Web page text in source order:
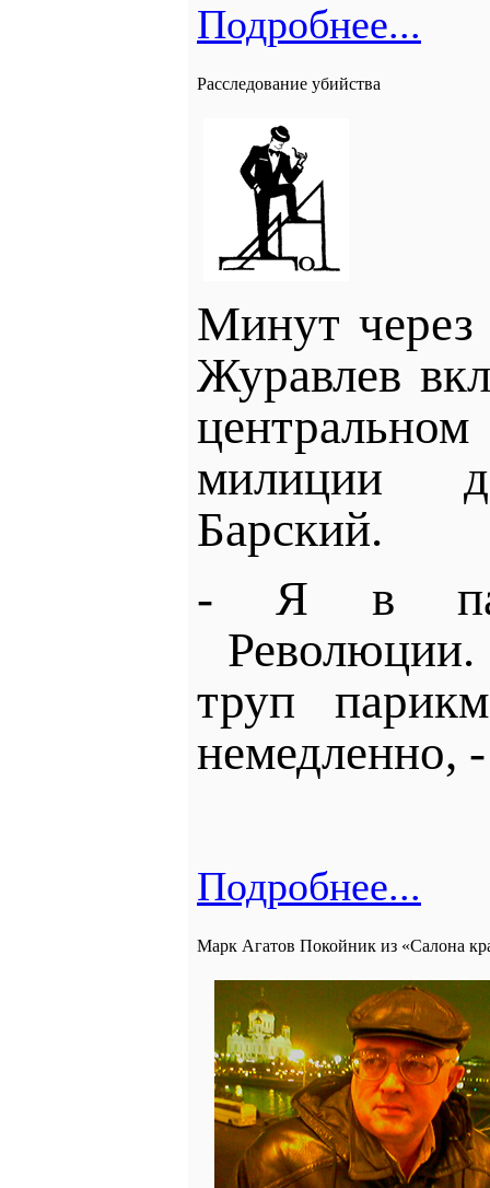
Подробнее...
Расследование убийства
Минут через
Журавлев
милиции
Барский.
- Я в
труп
немедленно,
Подробнее...
Марк Агатов Покойник из «Салона